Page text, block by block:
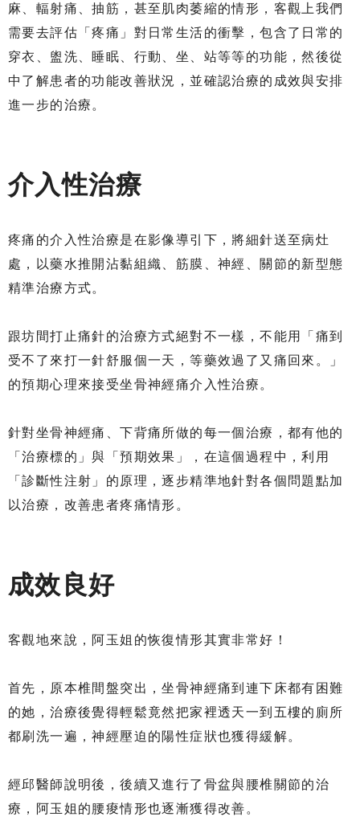
麻、輻射痛、抽筋，甚至肌肉萎縮的情形，客觀上我們
需要去評估「疼痛」對日常生活的衝擊，包含了日常的
穿衣、盥洗、睡眠、行動、坐、站等等的功能，然後從
中了解患者的功能改善狀況，並確認治療的成效與安排
進一步的治療。
介入性治療
疼痛的介入性治療是在影像導引下，將細針送至病灶
處，以藥水推開沾黏組織、筋膜、神經、關節的新型態
精準治療方式。
跟坊間打止痛針的治療方式絕對不一樣，不能用「痛到
受不了來打一針舒服個一天，等藥效過了又痛回來。」
的預期心理來接受坐骨神經痛介入性治療。
針對坐骨神經痛、下背痛所做的每一個治療，都有他的
「治療標的」與「預期效果」，在這個過程中，利用
「診斷性注射」的原理，逐步精準地針對各個問題點加
以治療，改善患者疼痛情形。
成效良好
客觀地來說，阿玉姐的恢復情形其實非常好！
首先，原本椎間盤突出，坐骨神經痛到連下床都有困難
的她，治療後覺得輕鬆竟然把家裡透天一到五樓的廁所
都刷洗一遍，神經壓迫的陽性症狀也獲得緩解。
經邱醫師說明後，後續又進行了骨盆與腰椎關節的治
療，阿玉姐的腰痠情形也逐漸獲得改善。